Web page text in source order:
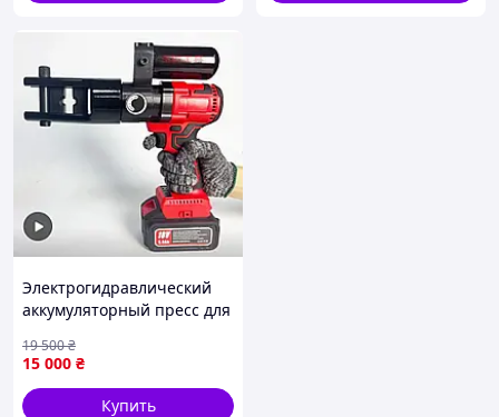
Электрогидравлический
аккумуляторный пресс для
наконечников 12 т, 10–300
мм2, 18V/21V,
гидравлический кримпер
15 000 ₴
19 500₴
Купить